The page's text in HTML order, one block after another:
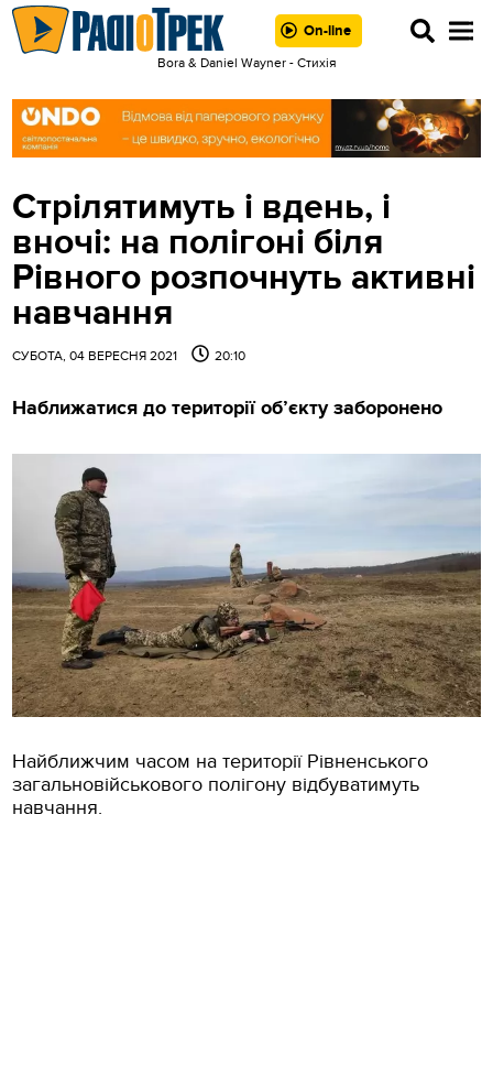
On-line
Bora & Daniel Wayner - Стихія
Стрілятимуть і вдень, і
вночі: на полігоні біля
Рівного розпочнуть активні
навчання
СУБОТА, 04 ВЕРЕСНЯ 2021 20:10
Наближатися до території об’єкту заборонено
Найближчим часом на території Рівненського
загальновійськового полігону відбуватимуть
навчання.